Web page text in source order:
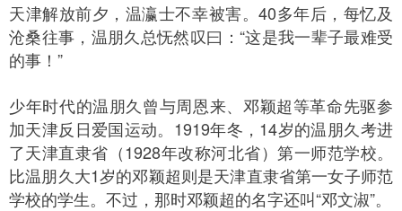
天津解放前夕，温瀛士不幸被害。40多年后，每忆及
沧桑往事，温朋久总怃然叹曰：“这是我一辈子最难受
的事！”
少年时代的温朋久曾与周恩来、邓颖超等革命先驱参
加天津反日爱国运动。1919年冬，14岁的温朋久考进
了天津直隶省（1928年改称河北省）第一师范学校。
比温朋久大1岁的邓颖超则是天津直隶省第一女子师范
学校的学生。不过，那时邓颖超的名字还叫“邓文淑”。